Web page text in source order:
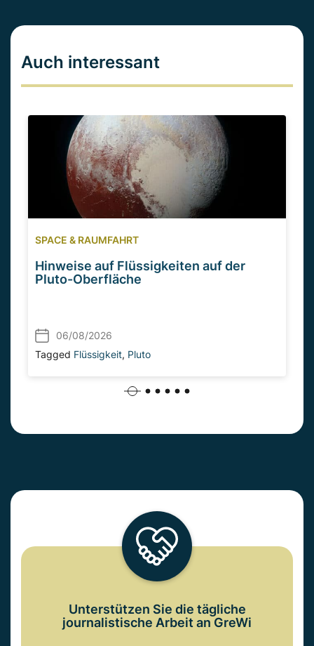
Auch interessant
SPACE & RAUMFAHRT
Hinweise auf Flüssigkeiten auf der
Pluto-Oberfläche
06/08/2026
Tagged Flüssigkeit, Pluto
Unterstützen Sie die tägliche
journalistische Arbeit an GreWi